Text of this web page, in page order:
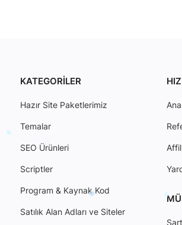
KATEGORILER
Hazır Site Paketlerimiz
Temalar
SEO Ürünleri
Scriptler
Program & Kaynak Kod
Satılık Alan Adları ve Siteler